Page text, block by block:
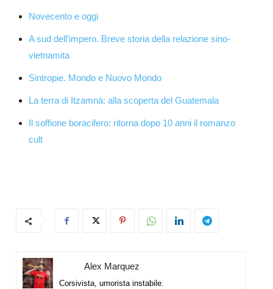
Novecento e oggi
A sud dell’impero. Breve storia della relazione sino-
vietnamita
Sintropie. Mondo e Nuovo Mondo
La terra di Itzamnà: alla scoperta del Guatemala
Il soffione boracifero: ritorna dopo 10 anni il romanzo
cult
Alex Marquez
Corsivista, umorista instabile.